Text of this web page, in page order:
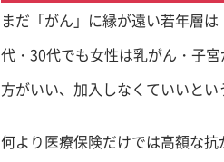
まだ「がん」に縁が遠い若年層
代・30代でも女性は乳がん・子
方がいい、加入しなくていいとい
何より医療保険だけでは高額な